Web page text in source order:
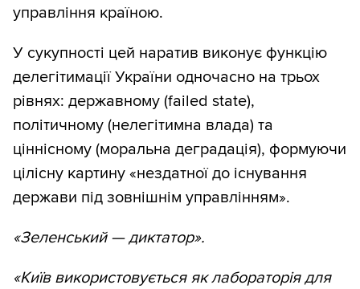
управління країною.
У сукупності цей наратив виконує функцію
делегітимації України одночасно на трьох
рівнях: державному (failed state),
політичному (нелегітимна влада) та
ціннісному (моральна деградація), формуючи
цілісну картину «нездатної до існування
держави під зовнішнім управлінням».
«Зеленський — диктатор».
«Київ використовується як лабораторія для